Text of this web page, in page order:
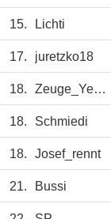
15. Lichti
17. juretzko18
18. Zeuge_Yeboahs
18. Schmiedi
18. Josef_rennt
21. Bussi